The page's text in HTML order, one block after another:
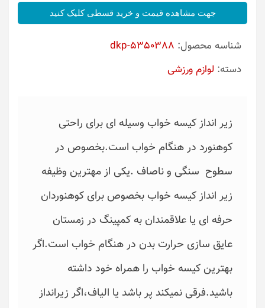
جهت مشاهده قیمت و خرید قسطی کلیک کنید
شناسه محصول: dkp-5350388
دسته: لوازم ورزشی
زیر انداز کیسه خواب وسیله ای برای راحتی
کوهنورد در هنگام خواب است.بخصوص در
سطوح سنگی و ناصاف .یکی از مهترین وظیفه
زیر انداز کیسه خواب بخصوص برای کوهنوردان
حرفه ای یا علاقمندان به کمپینگ در زمستان
عایق سازی حرارت بدن در هنگام خواب است.اگر
بهترین کیسه خواب را همراه خود داشته
باشید.فرقی نمیکند پر باشد یا الیاف،اگر زیرانداز